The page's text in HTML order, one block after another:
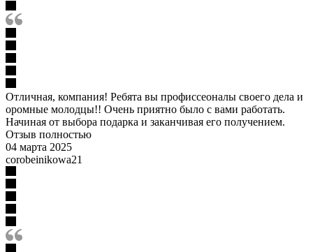
Отличная, компания! Ребята вы профиссеоналы своего дела и
оромные молодцы!! Очень приятно было с вами работать.
Начиная от выбора подарка и заканчивая его получением.
Отзыв полностью
04 марта 2025
corobeinikowa21